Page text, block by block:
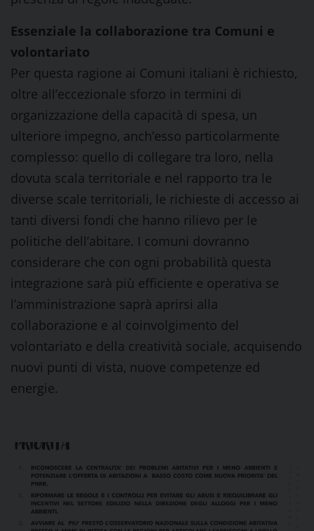
Essenziale la collaborazione tra Comuni e
volontariato
Per questa ragione ai Comuni italiani è richiesto,
oltre all’eccezionale sforzo in termini di
organizzazione della capacità di spesa, un
ulteriore impegno, anch’esso particolarmente
complesso: quello di collegare tra loro, nella
dovuta scala territoriale e nel rapporto tra le
diverse scale territoriali, le richieste di accesso ai
tanti diversi fondi che hanno rilievo per le
politiche dell’abitare. I comuni dovranno
considerare che con ogni probabilità questa
integrazione sarà più efficiente e operativa se
l’amministrazione saprà aprirsi alla
collaborazione e al coinvolgimento del
volontariato e della creatività sociale, acquisendo
nuovi punti di vista, nuove competenze ed
energie.